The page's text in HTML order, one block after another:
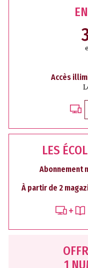
Accès
LES
Abonnement
À partir de 2
1